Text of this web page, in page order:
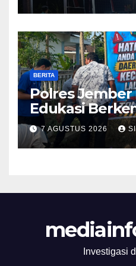
BERITA
Polres Jember
Edukasi
Titik Rawan
7 AGUSTUS 2026
Investigasi